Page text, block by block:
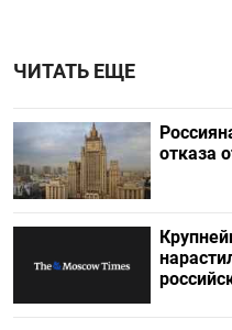
ЧИТАТЬ ЕЩЕ
отказа